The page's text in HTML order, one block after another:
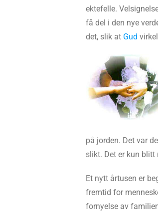
ektefelle.
få del i den nye
det, slik at Gud
på jorden. Det var
slikt. Det er kun
Et nytt årtusen er
fremtid for
fornyelse av